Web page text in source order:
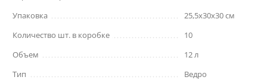
Упаковка
25,5x30x30 см
Количество шт. в коробке
10
Объем
12 л
Тип
Ведро